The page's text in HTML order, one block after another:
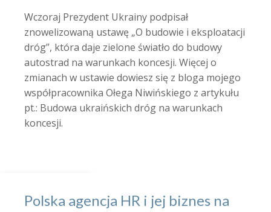
Wczoraj Prezydent Ukrainy podpisał
znowelizowaną ustawę „O budowie i eksploatacji
dróg”, która daje zielone światło do budowy
autostrad na warunkach koncesji. Więcej o
zmianach w ustawie dowiesz się z bloga mojego
współpracownika Ołega Niwińskiego z artykułu
pt.: Budowa ukraińskich dróg na warunkach
koncesji.
Polska agencja HR i jej biznes na